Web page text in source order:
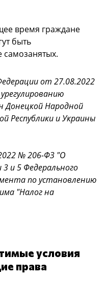
время граждане
быть
самозанятых.
от 27.08.2022
Донецкой Народной
Республики и Украины
№ 206-ФЗ "О
и 5 Федерального
по установлению
"Налог на
условия
права